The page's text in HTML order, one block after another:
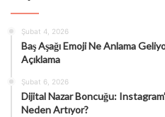
Şubat 4, 2026
Baş Aşağı Emoji Ne Anlama
Açıklama
Şubat 6, 2026
Dijital Nazar Boncuğu:
Neden Artıyor?